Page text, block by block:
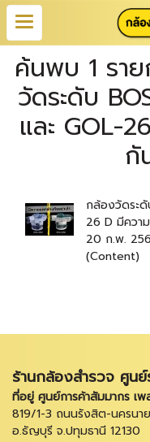
ค้นพบ 1 ราย
วัดระดับ
และ GOL-
กั
กล้องวัดระ
26 D มีควา
20 ก.พ.
(Content)
ร้านกล้องสำรวจ ศูน
ที่อยู่ ศูนย์การค้าสัมมากร
819/1-3 ถนนรังสิต-นครนา
อ.ธัญบุรี จ.ปทุมธานี 12130